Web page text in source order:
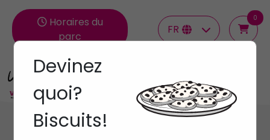
Horaires du
parc
FR
0
Groupes
Devinez
quoi?
Biscuits!